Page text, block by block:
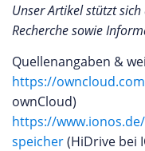
Unser Artikel stützt
Recherche sowie
Quellenangaben &
https://
ownCloud)
https://
speicher(HiDrive bei